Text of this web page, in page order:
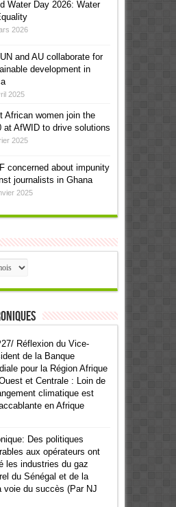
Water Day 2026: Water
2026
and AU collaborate for
development in
2025
African women join the
at AfWID to drive solutions
2025
concerned about impunity
journalists in Ghana
2025
Réflexion du Vice-
de la Banque
pour la Région Afrique
et Centrale : Loin de
climatique est
en Afrique
Des politiques
aux opérateurs ont
les industries du gaz
du Sénégal et de la
voie du succès (Par NJ